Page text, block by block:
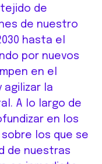
de
de nuestro
hasta el
por nuevos
en el
agilizar la
A lo largo de
en los
los que se
de nuestras